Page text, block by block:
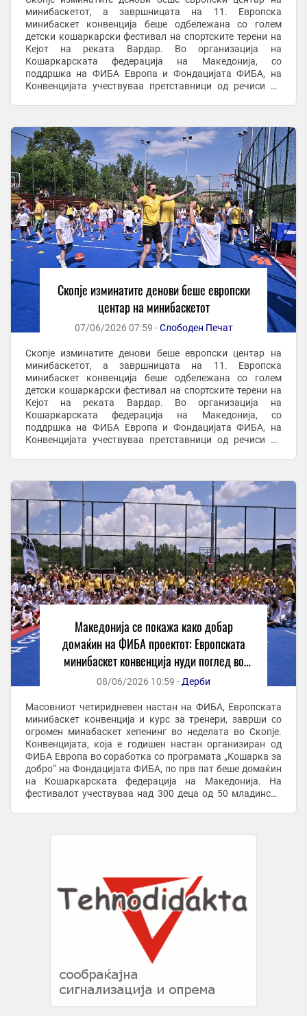
минибаскетот, а завршницата на 11. Европска
минибаскет конвенција беше одбележана со голем
детски кошаркарски фестивал на спортските терени на
Кејот на реката Вардар. Во организација на
Кошаркарската федерација на Македонија, со
поддршка на ФИБА Европа и Фондацијата ФИБА, на
Конвенцијата учествуваа претставници од речиси 40
Скопје изминатите денови беше европски
центар на минибаскетот
07/06/2026 07:59 -Слободен Печат
Скопје изминатите денови беше европски центар на
минибаскетот, а завршницата на 11. Европска
минибаскет конвенција беше одбележана со голем
детски кошаркарски фестивал на спортските терени на
Кејот на реката Вардар. Во организација на
Кошаркарската федерација на Македонија, со
поддршка на ФИБА Европа и Фондацијата ФИБА, на
Конвенцијата учествуваа претставници од речиси 40
Македонија се покажа како добар
домаќин на ФИБА проектот: Европската
минибаскет конвенција нуди поглед во
светла иднина
08/06/2026 10:59 - Дерби
Масовниот четиридневен настан на ФИБА, Европската
минибаскет конвенција и курс за тренери, заврши со
огромен минабаскет хепенинг во неделата во Скопје.
Конвенцијата, која е годишен настан организиран од
ФИБА Европа во соработка со програмата „Кошарка за
добро“ на Фондацијата ФИБА, по прв пат беше домаќин
на Кошаркарската федерација на Македонија. На
фестивалот учествуваа над 300 деца од 50 младински